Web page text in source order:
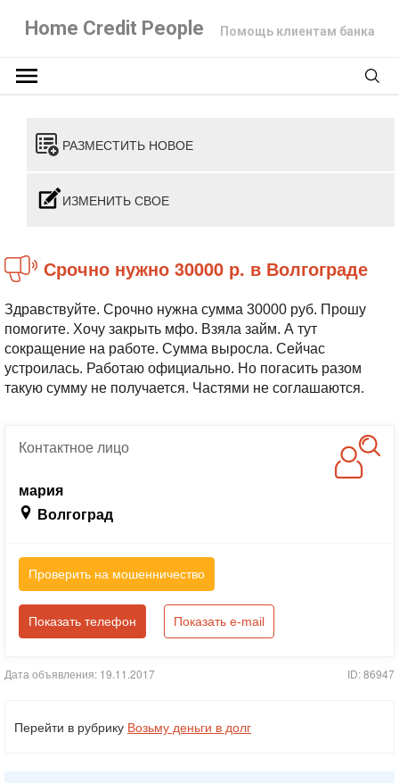
Home Credit People Помощь клиентам банка
РАЗМЕСТИТЬ НОВОЕ
ИЗМЕНИТЬ СВОЕ
Срочно нужно 30000 р. в Волгограде
Здравствуйте. Срочно нужна сумма 30000 руб. Прошу
помогите. Хочу закрыть мфо. Взяла займ. А тут
сокращение на работе. Сумма выросла. Сейчас
устроилась. Работаю официально. Но погасить разом
такую сумму не получается. Частями не соглашаются.
Контактноелицо
мария
Волгоград
Проверить на мошенничество
Показать телефон Показать e-mail
Дата объявления: 19.11.2017 ID: 86947
Перейти в рубрику Возьму деньги в долг